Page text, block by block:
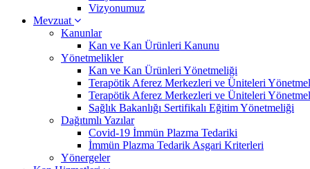
Vizyonumuz
Mevzuat
Kanunlar
Kan ve Kan Ürünleri Kanunu
Yönetmelikler
Kan ve Kan Ürünleri Yönetmeliği
Terapötik Aferez Merkezleri ve Üniteleri
Terapötik Aferez Merkezleri ve Üniteleri
Sağlık Bakanlığı Sertifikalı Eğitim Yönetmeliği
Dağıtımlı Yazılar
Covid-19 İmmün Plazma Tedariki
İmmün Plazma Tedarik Asgari Kriterleri
Yönergeler